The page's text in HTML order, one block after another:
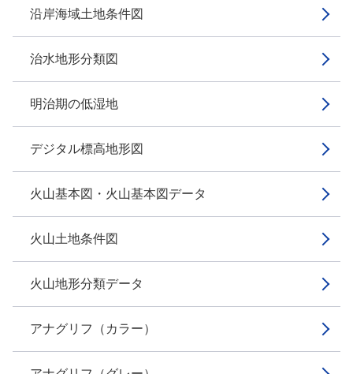
沿岸海域土地条件図
治水地形分類図
明治期の低湿地
デジタル標高地形図
火山基本図・火山基本図データ
火山土地条件図
火山地形分類データ
アナグリフ（カラー）